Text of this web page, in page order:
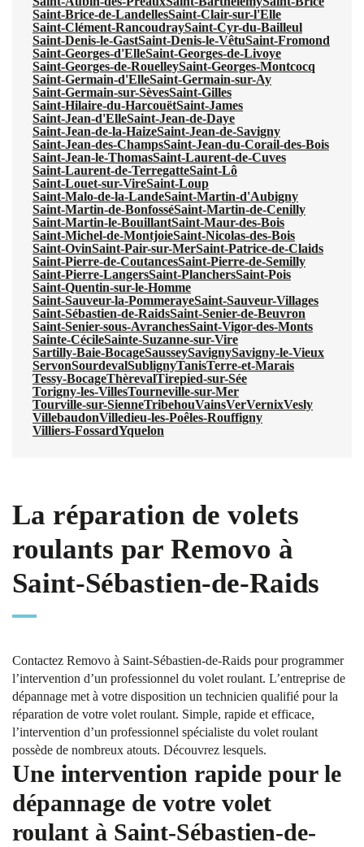
Saint-Brice-de-LandellesSaint-Clair-sur-l'Elle
Saint-Clément-RancoudraySaint-Cyr-du-Bailleul
Saint-Denis-le-GastSaint-Denis-le-VêtuSaint-Fromond
Saint-Georges-d'ElleSaint-Georges-de-Livoye
Saint-Georges-de-RouelleySaint-Georges-Montcocq
Saint-Germain-d'ElleSaint-Germain-sur-Ay
Saint-Germain-sur-SèvesSaint-Gilles
Saint-Hilaire-du-HarcouëtSaint-James
Saint-Jean-d'ElleSaint-Jean-de-Daye
Saint-Jean-de-la-HaizeSaint-Jean-de-Savigny
Saint-Jean-des-ChampsSaint-Jean-du-Corail-des-Bois
Saint-Jean-le-ThomasSaint-Laurent-de-Cuves
Saint-Laurent-de-TerregatteSaint-Lô
Saint-Louet-sur-VireSaint-Loup
Saint-Malo-de-la-LandeSaint-Martin-d'Aubigny
Saint-Martin-de-BonfosséSaint-Martin-de-Cenilly
Saint-Martin-le-BouillantSaint-Maur-des-Bois
Saint-Michel-de-MontjoieSaint-Nicolas-des-Bois
Saint-OvinSaint-Pair-sur-MerSaint-Patrice-de-Claids
Saint-Pierre-de-CoutancesSaint-Pierre-de-Semilly
Saint-Pierre-LangersSaint-PlanchersSaint-Pois
Saint-Quentin-sur-le-Homme
Saint-Sauveur-la-PommerayeSaint-Sauveur-Villages
Saint-Sébastien-de-RaidsSaint-Senier-de-Beuvron
Saint-Senier-sous-AvranchesSaint-Vigor-des-Monts
Sainte-CécileSainte-Suzanne-sur-Vire
Sartilly-Baie-BocageSausseySavignySavigny-le-Vieux
ServonSourdevalSublignyTanisTerre-et-Marais
Tessy-BocageThèrevalTirepied-sur-Sée
Torigny-les-VillesTourneville-sur-Mer
Tourville-sur-SienneTribehouVainsVerVernixVesly
VillebaudonVilledieu-les-Poêles-Rouffigny
Villiers-FossardYquelon
La réparation de volets
roulants par Removo à
Saint-Sébastien-de-Raids
Contactez Removo à Saint-Sébastien-de-Raids pour programmer
l’intervention d’un professionnel du volet roulant. L’entreprise de
dépannage met à votre disposition un technicien qualifié pour la
réparation de votre volet roulant. Simple, rapide et efficace,
l’intervention d’un professionnel spécialiste du volet roulant
possède de nombreux atouts. Découvrez lesquels.
Une intervention rapide pour le
dépannage de votre volet
roulant à Saint-Sébastien-de-